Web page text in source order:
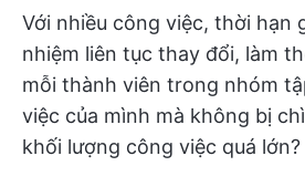
Với nhiều công việc, thời hạn
nhiệm liên tục thay đổi, làm
mỗi thành viên trong nhóm
việc của mình mà không bị
khối lượng công việc quá lớn?